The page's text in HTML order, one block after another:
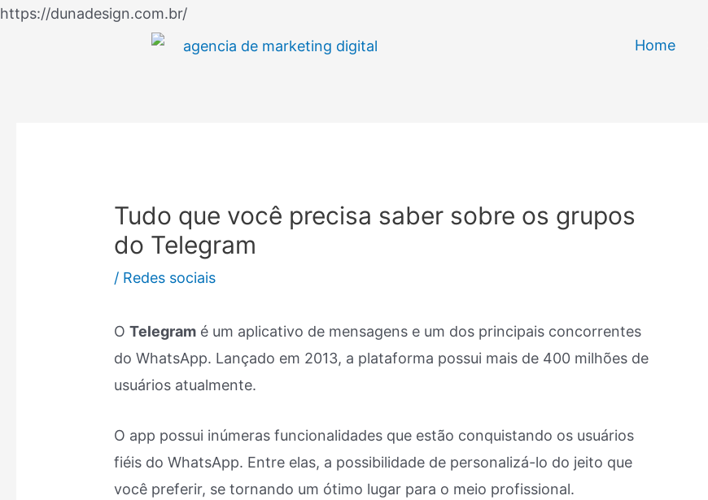
https://dunadesign.com.br/Ir
para
Home
Tudo que você precisa saber sobre os grupos
do Telegram
/ Redes sociais
OTelegram é um aplicativo de mensagens e um dos principais concorrentes
do WhatsApp. Lançado em 2013, a plataforma possui mais de 400 milhões de
usuários atualmente.
O app possui inúmeras funcionalidades que estão conquistando os usuários
fiéis do WhatsApp. Entre elas, a possibilidade de personalizá-lo do jeito que
você preferir, se tornando um ótimo lugar para o meio profissional.